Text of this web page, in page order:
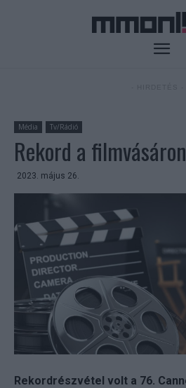
Média Tv/Rádió
Rekord a
2023. május 26.
Rekordrészvétel volt a 76.